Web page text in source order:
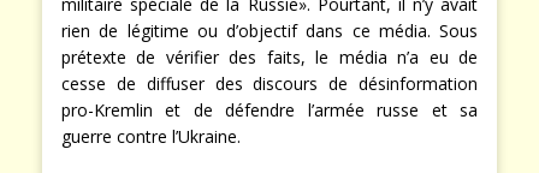
rien de légitime ou d’objectif dans ce média. Sous
prétexte de vérifier des faits, le média n’a eu de
cesse de diffuser des discours de désinformation
pro-Kremlin et de défendre l’armée russe et sa
guerre contre l’Ukraine.